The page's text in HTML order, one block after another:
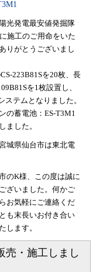
光発電最安値発掘隊
施工のご用命をいた
りがとうございまし
223B81Sを20枚、長
を1枚設置し、
ステムとなりました。
の蓄電池：ES-T3M1
ました。
城県仙台市は東北電
のK様、この度は誠に
ざいました。何かご
お気軽にご連絡くだ
も末長いお付き合い
します。
売・施工しまし